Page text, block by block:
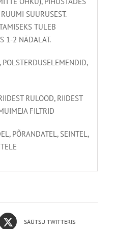
SUURUSEST.
TULEB
1-2 NÄDALAT.
RULOOD, RIIDEST
FILTRID
PÕRANDATEL, SEINTEL,
SÄÜTSU TWITTERIS